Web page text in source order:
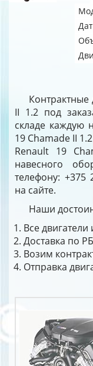
Контрактные
II 1.2 под
складе каждую
19 Chamade II
Renault 19
навесного
телефону: +375
на сайте.
Наши
Все
Доставка по РБ
Возим
Отправка